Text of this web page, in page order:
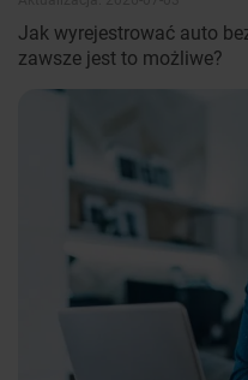
Jak wyrejestrować auto
zawsze jest to możliwe?